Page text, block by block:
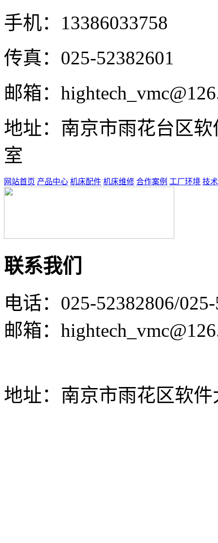
手机：13386033758
传真：025-52382601
邮箱：
地址：南京市雨花台区
室
网站首页 产品中心 机床配件 机床维修 合作案例 工厂环境 技
联系我们
电话：025-52382806/
邮箱：
地址：南京市雨花区软